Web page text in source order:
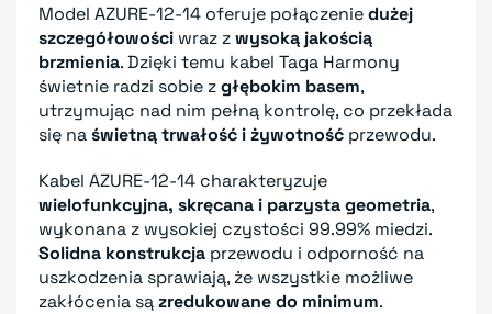
Model AZURE-12-14 oferuje połączeniedużej
szczegółowości wraz zwysoką jakością
brzmienia. Dzięki temu kabel Taga Harmony
świetnie radzi sobie zgłębokim basem,
utrzymując nad nim pełną kontrolę, co przekłada
się naświetną trwałość i żywotność przewodu.
Kabel AZURE-12-14 charakteryzuje
wielofunkcyjna, skręcana i parzysta geometria,
wykonana z wysokiej czystości 99.99% miedzi.
Solidna konstrukcja przewodu i odporność na
uszkodzenia sprawiają, że wszystkie możliwe
zakłócenia sązredukowane do minimum.